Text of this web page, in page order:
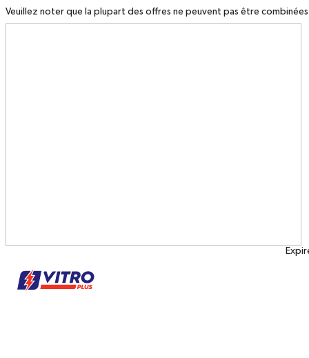
Veuillez noter que la plupart des offres ne peuvent pas être combinées